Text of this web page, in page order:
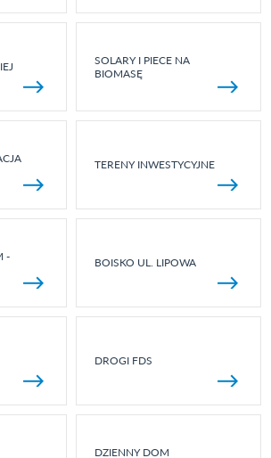
SOLARY I PIECE NA
BIOMASĘ
TERENY INWESTYCYJNE
-
BOISKO UL. LIPOWA
DROGI FDS
DZIENNY DOM